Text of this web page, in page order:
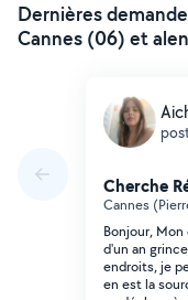
Dernières
Cannes (06) et
Cherche
Cannes
Bonjour,
d'un an
endroits, je
en est la